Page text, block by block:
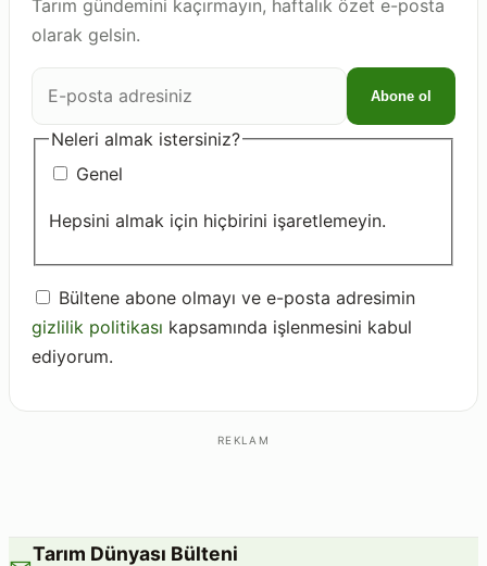
Tarım gündemini kaçırmayın, haftalık özet e-posta
olarak gelsin.
E-
posta
adresiniz
Abone ol
Neleri almak istersiniz?
Genel
Hepsini almak için hiçbirini işaretlemeyin.
Bültene abone olmayı ve e-posta adresimin
gizlilik politikası kapsamında işlenmesini kabul
ediyorum.
REKLAM
Tarım Dünyası Bülteni